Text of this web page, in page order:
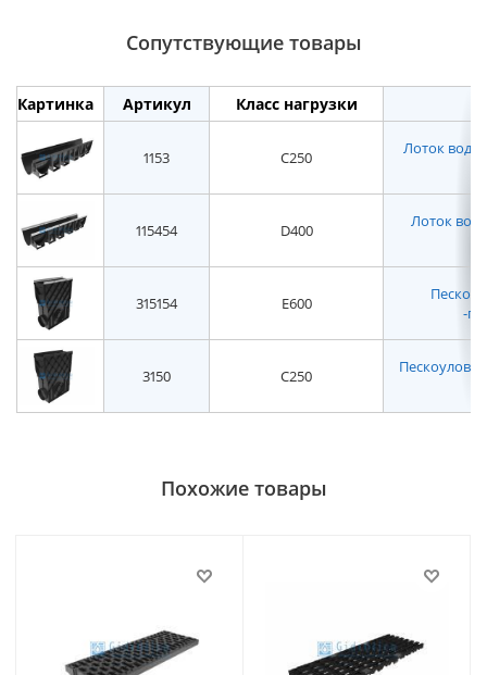
Сопутствующие товары
Картинка Артикул Класс нагрузки
1153 C250 Лоток
115454 D400 Лоток
315154 E600
-
3150 C250
Похожие товары